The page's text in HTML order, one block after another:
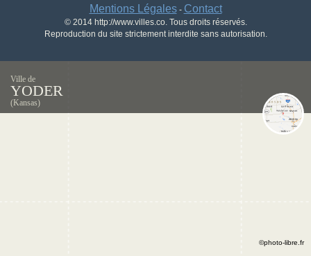
Mentions Légales- Contact
© 2014 http://www.villes.co. Tous droits réservés.
Reproduction du site strictement interdite sans autorisation.
Ville de
YODER
(Kansas)
©photo-libre.fr